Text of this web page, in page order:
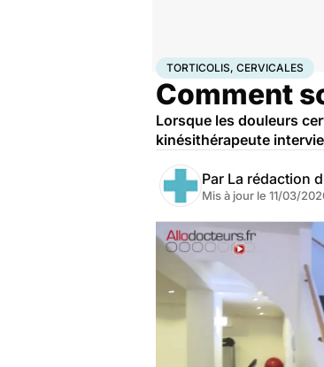
AccueilSantéTorticolis, cervicales
TORTICOLIS, CERVICALES
Comment
Lorsque les douleurs
kinésithérapeute
Par La rédaction
Mis à jour le 11/03/